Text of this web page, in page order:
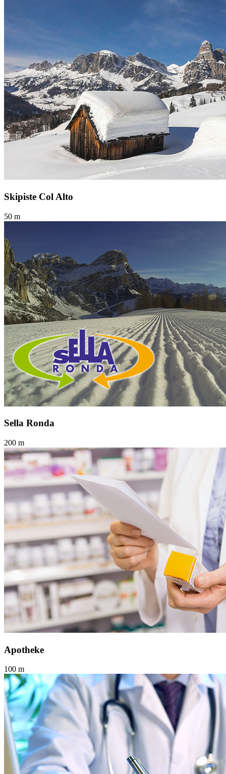
Skipiste Col Alto
50 m
Sella Ronda
200 m
Apotheke
100 m